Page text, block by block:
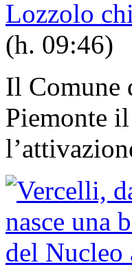
Lozzolo
(h. 09:46)
Il Comune
Piemonte